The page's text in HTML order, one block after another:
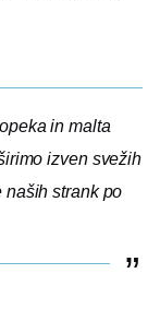
opeka in malta
izven svežih
naših strank po